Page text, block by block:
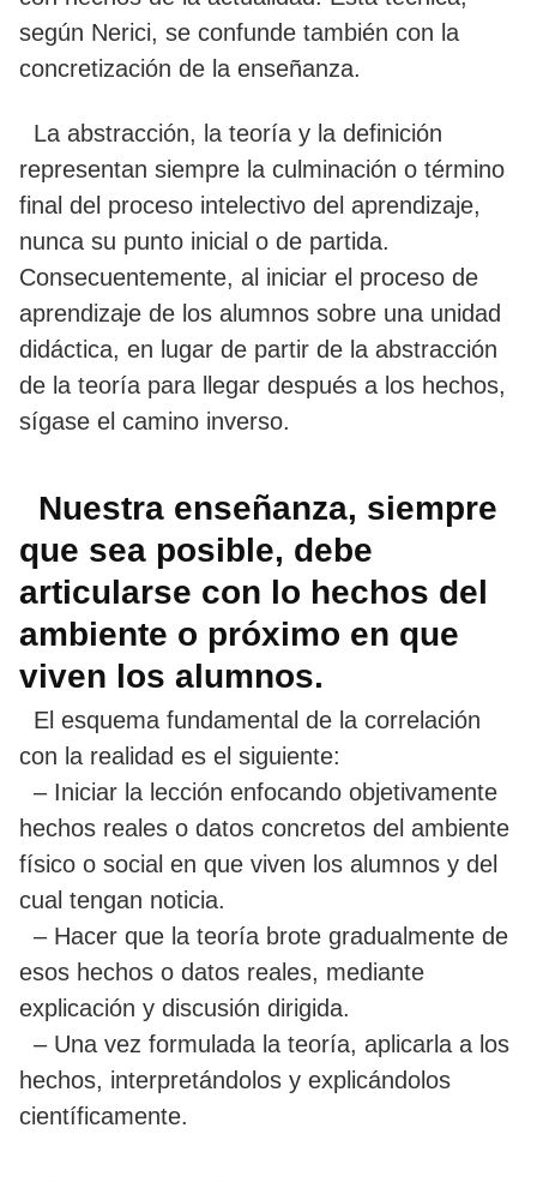
según Nerici, se confunde también con la
concretización de la enseñanza.
La abstracción, la teoría y la definición
representan siempre la culminación o término
final del proceso intelectivo del aprendizaje,
nunca su punto inicial o de partida.
Consecuentemente, al iniciar el proceso de
aprendizaje de los alumnos sobre una unidad
didáctica, en lugar de partir de la abstracción
de la teoría para llegar después a los hechos,
sígase el camino inverso.
Nuestra enseñanza, siempre
que sea posible, debe
articularse con lo hechos del
ambiente o próximo en que
viven los alumnos.
El esquema fundamental de la correlación
con la realidad es el siguiente:
– Iniciar la lección enfocando objetivamente
hechos reales o datos concretos del ambiente
físico o social en que viven los alumnos y del
cual tengan noticia.
– Hacer que la teoría brote gradualmente de
esos hechos o datos reales, mediante
explicación y discusión dirigida.
– Una vez formulada la teoría, aplicarla a los
hechos, interpretándolos y explicándolos
científicamente.